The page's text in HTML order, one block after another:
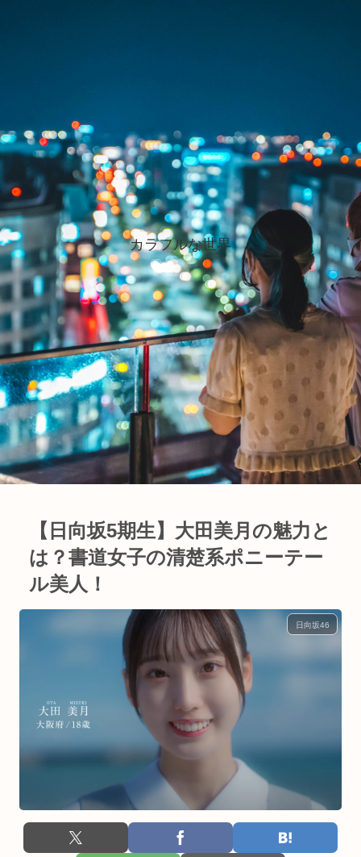
カラフルな世界
【日向坂5期生】大田美月の魅力と
は？書道女子の清楚系ポニーテー
ル美人！
日向坂46